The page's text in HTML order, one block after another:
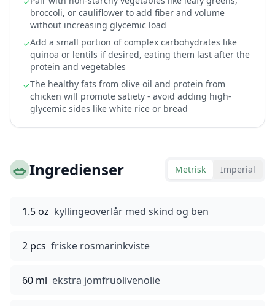
broccoli, or cauliflower to add fiber and volume
without increasing glycemic load
✓Add a small portion of complex carbohydrates like
quinoa or lentils if desired, eating them last after the
protein and vegetables
✓The healthy fats from olive oil and protein from
chicken will promote satiety - avoid adding high-
glycemic sides like white rice or bread
🥗Ingredienser Metrisk Imperial
1.5 oz kyllingeoverlår med skind og ben
2 pcs friske rosmarinkviste
60 ml ekstra jomfruolivenolie